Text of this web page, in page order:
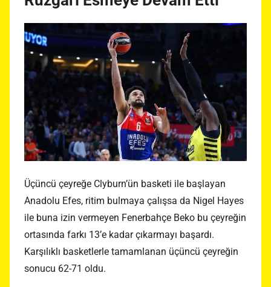
Üçüncü çeyreğe Clyburn’ün basketi ile başlayan
Anadolu Efes, ritim bulmaya çalışsa da Nigel Hayes
ile buna izin vermeyen Fenerbahçe Beko bu çeyreğin
ortasında farkı 13’e kadar çıkarmayı başardı.
Karşılıklı basketlerle tamamlanan üçüncü çeyreğin
sonucu 62-71 oldu.